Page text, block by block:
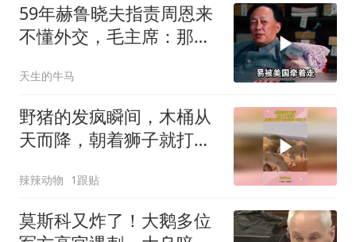
59年赫鲁晓夫指责周恩来
不懂外交，毛主席：那我
天生的牛马
野猪的发疯瞬间，木桶从
天而降，朝着狮子就打去
辣辣动物 1跟贴
莫斯科又炸了！大鹅多位